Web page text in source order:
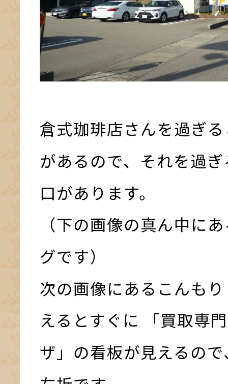
倉式珈琲店さんを過ぎ
があるので、それを過
口があります。
（下の画像の真ん中に
グです）
次の画像にあるこんも
えるとすぐに 「買取専
ザ」の看板が見えるの